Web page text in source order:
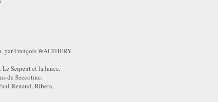
par François WALTHERY.
Serpent et la lance.
de Seccotine.
Renaud, Ribera, …